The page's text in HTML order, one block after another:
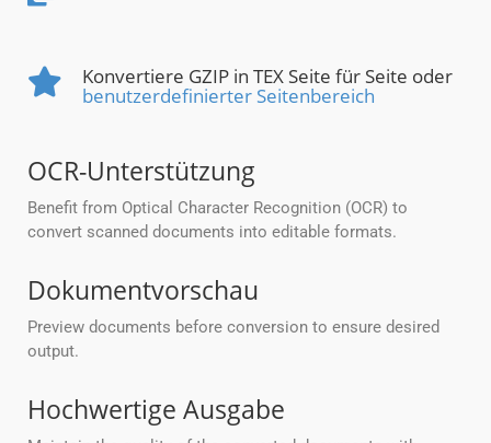
Konvertiere GZIP in TEX Seite für Seite oder
benutzerdefinierter Seitenbereich
OCR-Unterstützung
Benefit from Optical Character Recognition (OCR) to
convert scanned documents into editable formats.
Dokumentvorschau
Preview documents before conversion to ensure desired
output.
Hochwertige Ausgabe